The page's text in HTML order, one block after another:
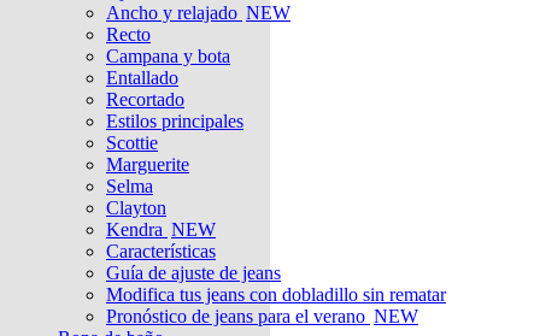
Ancho y relajado NEW
Recto
Campana y bota
Entallado
Recortado
Estilos principales
Scottie
Marguerite
Selma
Clayton
Kendra NEW
Características
Guía de ajuste de jeans
Modifica tus jeans con dobladillo sin rematar
Pronóstico de jeans para el verano NEW